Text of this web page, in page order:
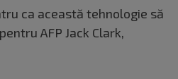
ca această tehnologie să
AFP Jack Clark,